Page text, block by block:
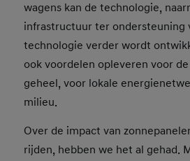
wagens kan de technologie,
infrastructuur ter ondersteuning
technologie verder wordt
ook voordelen opleveren voor
geheel, voor lokale
milieu.
Over de impact van
rijden, hebben we het al gehad.